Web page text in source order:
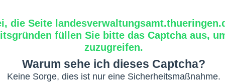
die Seite
füllen Sie bitte das Captcha aus,
zuzugreifen.
Warum sehe ich dieses Captcha?
Keine Sorge, dies ist nur eine Sicherheitsmaßnahme.